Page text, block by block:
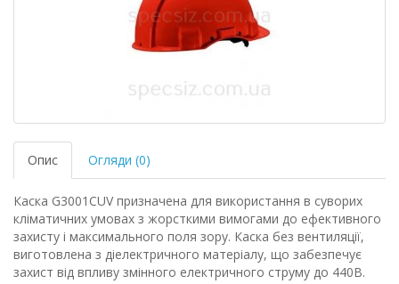
Опис Огляди (0)
Каска G3001CUV призначена для використання в суворих
кліматичних умовах з жорсткими вимогами до ефективного
захисту і максимального поля зору. Каска без вентиляції,
виготовлена ​​з діелектричного матеріалу, що забезпечує
захист від впливу змінного електричного струму до 440В.